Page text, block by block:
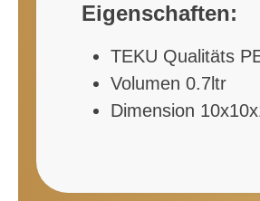
Eigenschaften:
TEKU Qualitäts
Volumen 0.7ltr
Dimension